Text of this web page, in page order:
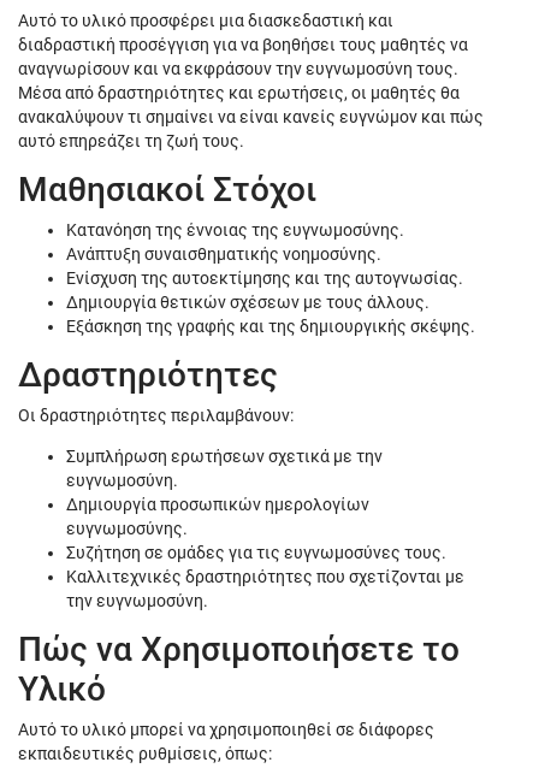
Αυτό το υλικό προσφέρει μια διασκεδαστική και
διαδραστική προσέγγιση για να βοηθήσει τους μαθητές να
αναγνωρίσουν και να εκφράσουν την ευγνωμοσύνη τους.
Μέσα από δραστηριότητες και ερωτήσεις, οι μαθητές θα
ανακαλύψουν τι σημαίνει να είναι κανείς ευγνώμον και πώς
αυτό επηρεάζει τη ζωή τους.
Μαθησιακοί Στόχοι
Κατανόηση της έννοιας της ευγνωμοσύνης.
Ανάπτυξη συναισθηματικής νοημοσύνης.
Ενίσχυση της αυτοεκτίμησης και της αυτογνωσίας.
Δημιουργία θετικών σχέσεων με τους άλλους.
Εξάσκηση της γραφής και της δημιουργικής σκέψης.
Δραστηριότητες
Οι δραστηριότητες περιλαμβάνουν:
Συμπλήρωση ερωτήσεων σχετικά με την
ευγνωμοσύνη.
Δημιουργία προσωπικών ημερολογίων
ευγνωμοσύνης.
Συζήτηση σε ομάδες για τις ευγνωμοσύνες τους.
Καλλιτεχνικές δραστηριότητες που σχετίζονται με
την ευγνωμοσύνη.
Πώς να Χρησιμοποιήσετε το
Υλικό
Αυτό το υλικό μπορεί να χρησιμοποιηθεί σε διάφορες
εκπαιδευτικές ρυθμίσεις, όπως: